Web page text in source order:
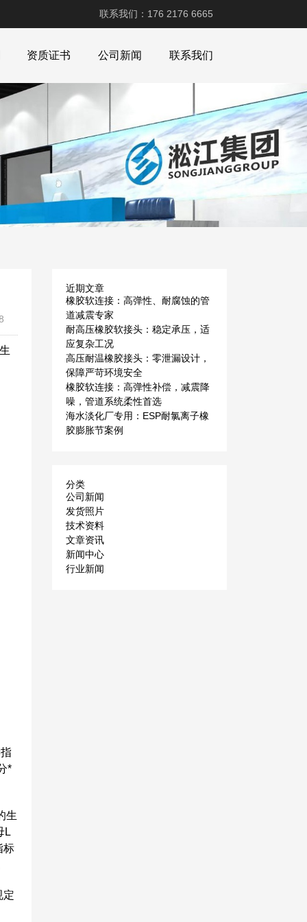
联系我们：176 2176 6665
资质证书 公司新闻 联系我们
*
生
L
标
定
近期文章
橡胶软连接：高弹性、耐腐蚀的管
道减震专家
耐高压橡胶软接头：稳定承压，适
应复杂工况
高压耐温橡胶接头：零泄漏设计，
保障严苛环境安全
橡胶软连接：高弹性补偿，减震降
噪，管道系统柔性首选
海水淡化厂专用：ESP耐氯离子橡
胶膨胀节案例
分类
公司新闻
发货照片
技术资料
文章资讯
新闻中心
行业新闻